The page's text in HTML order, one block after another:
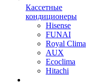
Кассетные
кондиционеры
Hisense
FUNAI
Royal Clima
AUX
Ecoclima
Hitachi